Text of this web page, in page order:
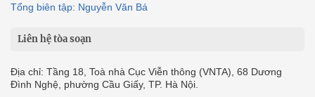
Tổng biên tập: Nguyễn Văn Bá
Liên hệ tòa soạn
Địa chỉ: Tầng 18, Toà nhà Cục Viễn thông (VNTA), 68 Dương
Đình Nghệ, phường Cầu Giấy, TP. Hà Nội.